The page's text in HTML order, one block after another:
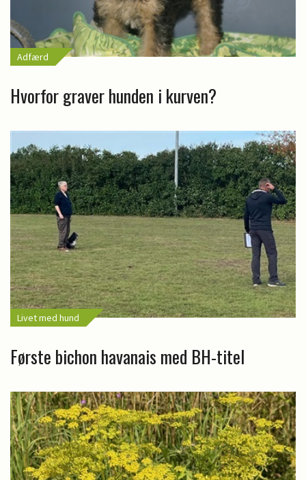
Adfærd
Hvorfor graver hunden i kurven?
Livet med hund
Første bichon havanais med BH-titel